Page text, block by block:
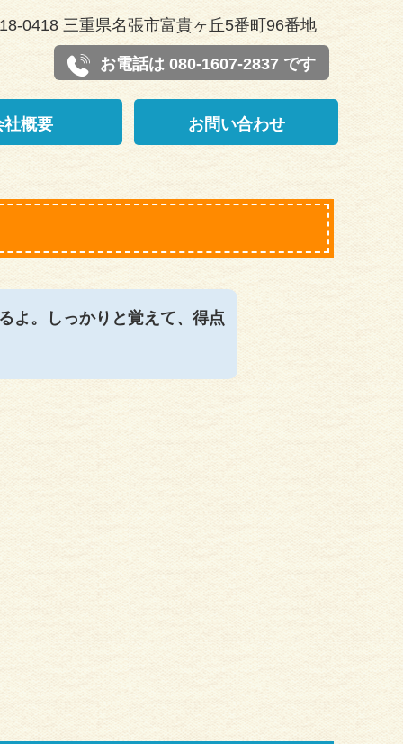
0418 三重県名張市富貴ヶ丘5番町96番地
お電話は 080-1607-2837 です
社概要 お問い合わせ
よ。しっかりと覚えて、得点